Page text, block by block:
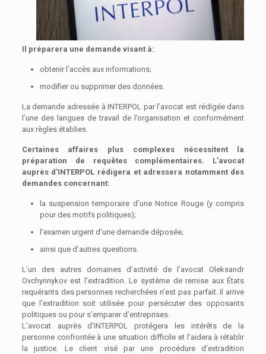
Il préparera une demande visant à:
obtenir l’accès aux informations;
modifier ou supprimer des données.
La demande adressée à INTERPOL par l’avocat est rédigée dans
l’une des langues de travail de l’organisation et conformément
aux règles établies.
Certaines affaires plus complexes nécessitent la
préparation de requêtes complémentaires. L’avocat
auprès d’INTERPOL rédigera et adressera notamment des
demandes concernant:
la suspension temporaire d’une Notice Rouge (y compris
pour des motifs politiques);
l’examen urgent d’une demande déposée;
ainsi que d’autres questions.
L’un des autres domaines d’activité de l’avocat Oleksandr
Ovchynnykov est l’extradition. Le système de remise aux États
requérants des personnes recherchées n’est pas parfait. Il arrive
que l’extradition soit utilisée pour persécuter des opposants
politiques ou pour s’emparer d’entreprises.
L’avocat auprès d’INTERPOL protégera les intérêts de la
personne confrontée à une situation difficile et l’aidera à rétablir
la justice. Le client visé par une procédure d’extradition